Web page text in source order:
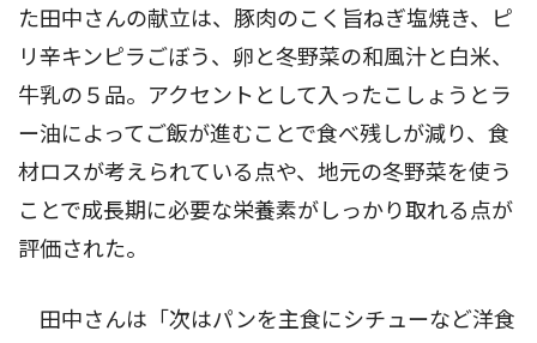
た田中さんの献立は、豚肉のこく旨ねぎ塩焼き、ピ
リ辛キンピラごぼう、卵と冬野菜の和風汁と白米、
牛乳の５品。アクセントとして入ったこしょうとラ
ー油によってご飯が進むことで食べ残しが減り、食
材ロスが考えられている点や、地元の冬野菜を使う
ことで成長期に必要な栄養素がしっかり取れる点が
評価された。
田中さんは「次はパンを主食にシチューなど洋食